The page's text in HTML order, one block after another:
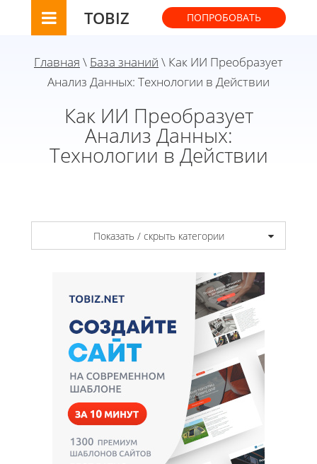
TOBIZ ПОПРОБОВАТЬ
Главная \ База знаний \ Как ИИ Преобразует
Анализ Данных: Технологии в Действии
Как ИИ Преобразует
Анализ Данных:
Технологии в Действии
Показать / скрыть категории